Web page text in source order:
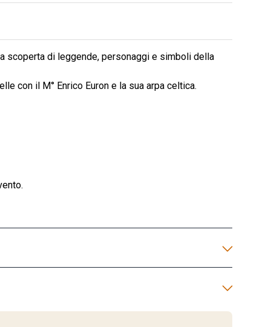
scoperta di leggende, personaggi e simboli della
con il M° Enrico Euron e la sua arpa celtica.